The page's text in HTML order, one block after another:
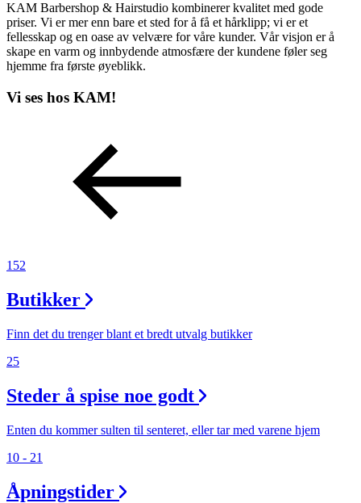
KAM Barbershop & Hairstudio kombinerer kvalitet med gode
priser. Vi er mer enn bare et sted for å få et hårklipp; vi er et
fellesskap og en oase av velvære for våre kunder. Vår visjon er å
skape en varm og innbydende atmosfære der kundene føler seg
hjemme fra første øyeblikk.
Vi ses hos KAM!
152
Butikker
Finn det du trenger blant et bredt utvalg butikker
25
Steder å spise noe godt
Enten du kommer sulten til senteret, eller tar med varene hjem
10 - 21
Åpningstider